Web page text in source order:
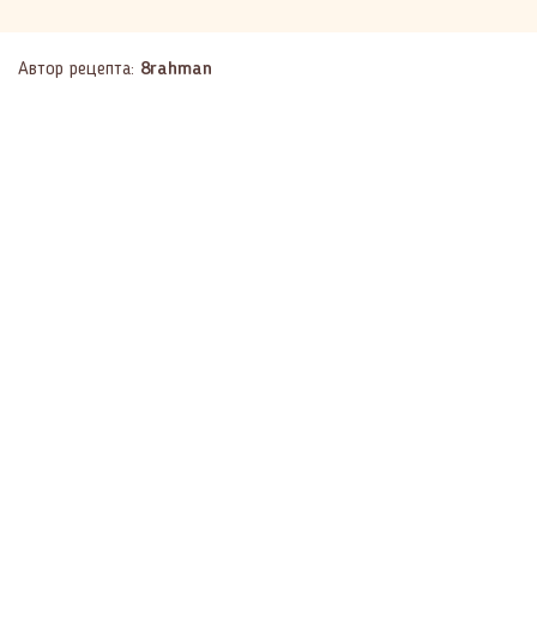
Автор рецепта: 8rahman